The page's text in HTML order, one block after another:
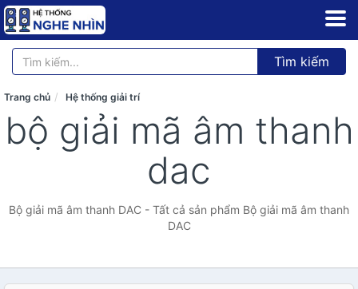
Tìm kiếm
Trang chủ Hệ thống giải trí
bộ giải mã âm thanh
dac
Bộ giải mã âm thanh DAC - Tất cả sản phẩm Bộ giải mã âm thanh
DAC